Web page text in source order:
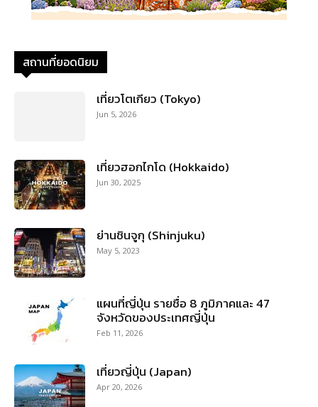
สถานที่ยอดนิยม
เที่ยวโตเกียว (Tokyo)
Jun 5, 2026
เที่ยวฮอกไกโด (Hokkaido)
Jun 30, 2025
ย่านชินจูกุ (Shinjuku)
May 5, 2023
แผนที่ญี่ปุ่น รายชื่อ 8 ภูมิภาคและ 47
จังหวัดของประเทศญี่ปุ่น
Feb 11, 2026
เที่ยวญี่ปุ่น (Japan)
Apr 20, 2026